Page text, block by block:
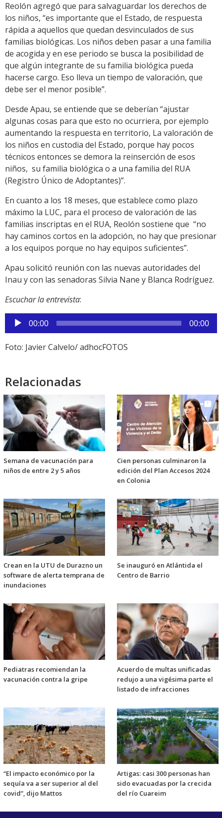
Reolón agregó que para salvaguardar los derechos de
los niños, “es importante que el Estado, de respuesta
rápida a aquellos que quedan desvinculados de sus
familias biológicas. Los niños deben pasar a una familia
de acogida y en ese periodo se busca la posibilidad de
que algún integrante de su familia biológica pueda
hacerse cargo. Eso lleva un tiempo de valoración, que
debe ser el menor posible”.
Desde Apau, se entiende que se deberían “ajustar
algunas cosas para que esto no ocurriera, por ejemplo
aumentando la respuesta en territorio, La valoración de
los niños en custodia del Estado, porque hay pocos
técnicos entonces se demora la reinserción de esos
niños, su familia biológica o a una familia del RUA
(Registro Único de Adoptantes)”.
En cuanto a los 18 meses, que establece como plazo
máximo la LUC, para el proceso de valoración de las
familias inscriptas en el RUA, Reolón sostiene que “no
hay caminos cortos en la adopción, no hay que presionar
a los equipos porque no hay equipos suficientes”.
Apau solicitó reunión con las nuevas autoridades del
Inau y con las senadoras Silvia Nane y Blanca Rodríguez.
Escuchar la entrevista:
Reproductor
de
audio
00:00 00:00
Foto: Javier Calvelo/ adhocFOTOS
Relacionadas
Semana de vacunación para
niños de entre 2 y 5 años
Cien personas culminaron la
edición del Plan Accesos 2024
en Colonia
Crean en la UTU de Durazno un
software de alerta temprana de
inundaciones
Se inauguró en Atlántida el
Centro de Barrio
Pediatras recomiendan la
vacunación contra la gripe
Acuerdo de multas unificadas
redujo a una vigésima parte el
listado de infracciones
“El impacto económico por la
sequía va a ser superior al del
covid”, dijo Mattos
Artigas: casi 300 personas han
sido evacuadas por la crecida
del río Cuareim